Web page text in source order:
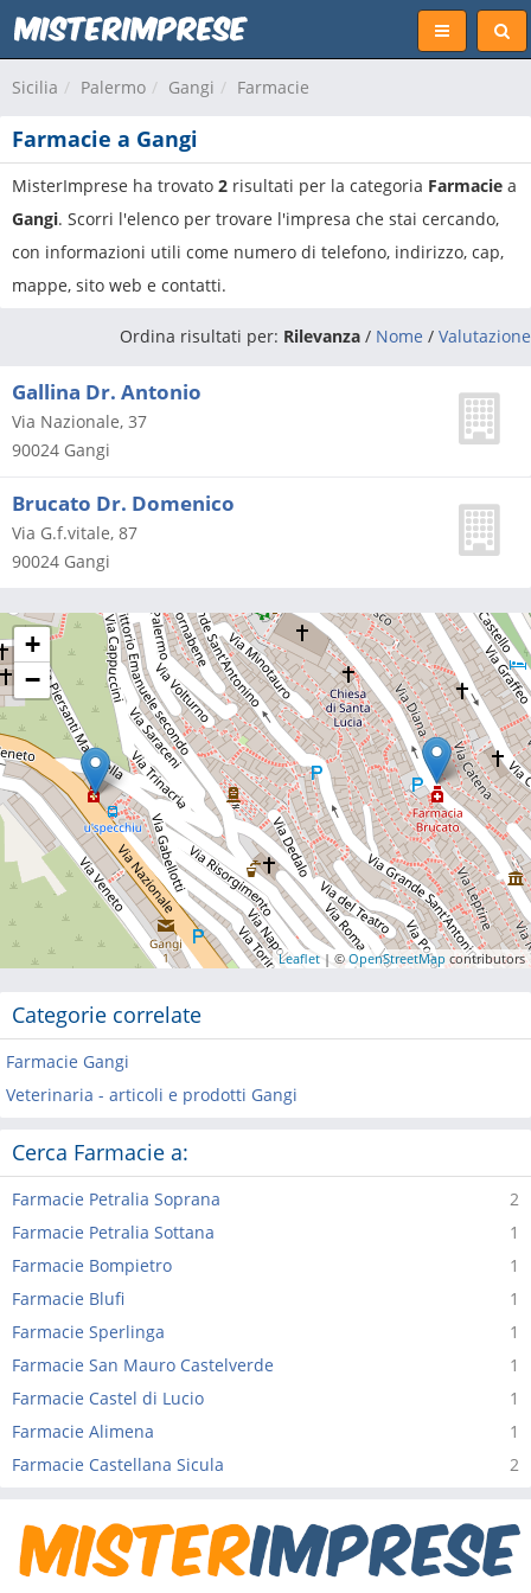
Sicilia Palermo Gangi Farmacie
Farmacie a Gangi
MisterImprese ha trovato 2 risultati per la categoria Farmacie a
Gangi. Scorri l'elenco per trovare l'impresa che stai cercando,
con informazioni utili come numero di telefono, indirizzo, cap,
mappe, sito web e contatti.
Ordina risultati per: Rilevanza / Nome / Valutazione
Gallina Dr. Antonio
Via Nazionale, 37
90024 Gangi
Brucato Dr. Domenico
Via G.f.vitale, 87
90024 Gangi
+
−
Leaflet | © OpenStreetMap contributors
Categorie correlate
Farmacie Gangi
Veterinaria - articoli e prodotti Gangi
Cerca Farmacie a:
2
Farmacie Petralia Soprana
1
Farmacie Petralia Sottana
1
Farmacie Bompietro
1
Farmacie Blufi
1
Farmacie Sperlinga
1
Farmacie San Mauro Castelverde
1
Farmacie Castel di Lucio
1
Farmacie Alimena
2
Farmacie Castellana Sicula